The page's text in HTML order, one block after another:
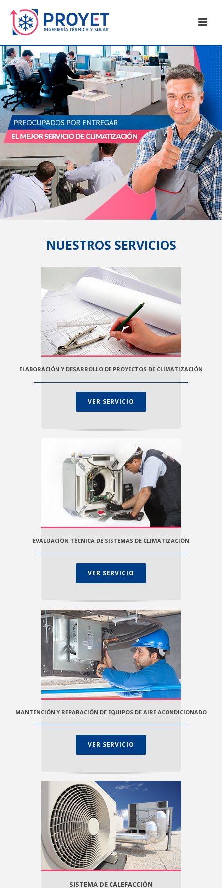
NUESTROS SERVICIOS
ELABORACIÓN Y DESARROLLO DE PROYECTOS DE CLIMATIZACIÓN
VER SERVICIO
EVALUACIÓN TÉCNICA DE SISTEMAS DE CLIMATIZACIÓN
VER SERVICIO
MANTENCIÓN Y REPARACIÓN DE EQUIPOS DE AIRE ACONDICIONADO
VER SERVICIO
SISTEMA DE CALEFACCIÓN